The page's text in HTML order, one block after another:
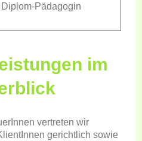
Diplom-Pädagogin
im
vertreten wir
gerichtlich sowie